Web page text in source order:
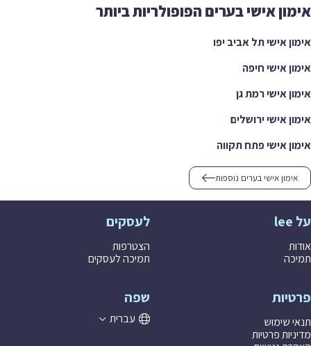
אימון אישי בערים הפופולריות ביותר
אימון אישי תל אביב יפו
אימון אישי חיפה
אימון אישי רמת גן
אימון אישי ירושלים
אימון אישי פתח תקווה
אימון אישי בערים נוספות
על lee
אודות
תמיכה
לעסקים
הצטרפות
תמיכה לעסקים
פרטיות
תנאי שימוש
מדיניות פרטיות
שפה
עברית